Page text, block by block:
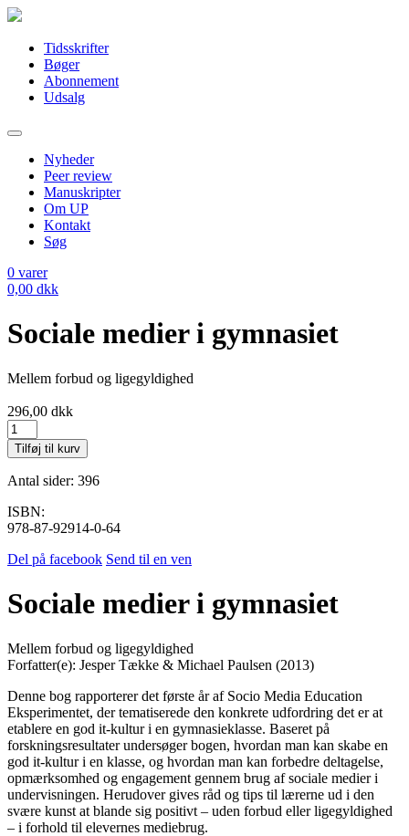
Tidsskrifter
Bøger
Abonnement
Udsalg
Nyheder
Peer review
Manuskripter
Om UP
Kontakt
Søg
0 varer
0,00 dkk
Sociale medier i gymnasiet
Mellem forbud og ligegyldighed
296,00 dkk
Sociale
medier
i
gymnasiet
Tilføj til kurv
Antal sider: 396
ISBN:
978-87-92914-0-64
Del på facebook Send til en ven
Sociale medier i gymnasiet
Mellem forbud og ligegyldighed
Forfatter(e): Jesper Tække & Michael Paulsen (2013)
Denne bog rapporterer det første år af Socio Media Education
Eksperimentet, der tematiserede den konkrete udfordring det er at
etablere en god it-kultur i en gymnasieklasse. Baseret på
forskningsresultater undersøger bogen, hvordan man kan skabe en
god it-kultur i en klasse, og hvordan man kan forbedre deltagelse,
opmærksomhed og engagement gennem brug af sociale medier i
undervisningen. Herudover gives råd og tips til lærerne ud i den
svære kunst at blande sig positivt – uden forbud eller ligegyldighed
– i forhold til elevernes mediebrug.